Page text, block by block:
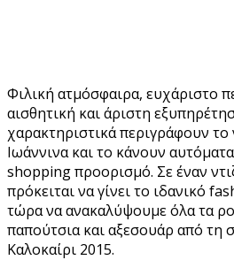
Φιλική ατμόσφαιρα, ευχάριστο
αισθητική και άριστη
χαρακτηριστικά περιγράφουν
Ιωάννινα και το κάνουν
shopping προορισμό. Σε έναν
πρόκειται να γίνει το ιδανικό
τώρα να ανακαλύψουμε όλα τα
παπούτσια και αξεσουάρ από τη
Καλοκαίρι 2015.